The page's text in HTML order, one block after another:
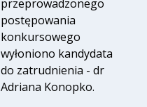
przeprowadzonego
postępowania
konkursowego
wyłoniono kandydata
do zatrudnienia - dr
Adriana Konopko.